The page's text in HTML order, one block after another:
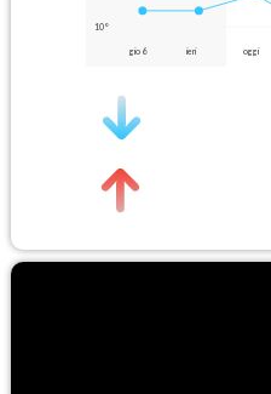
10°
gio 6 ieri oggi